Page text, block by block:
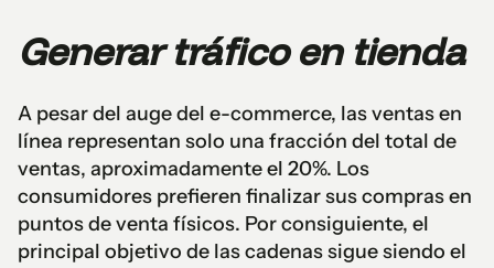
Generar tráfico en tienda
A pesar del auge del e-commerce, las ventas en
línea representan solo una fracción del total de
ventas, aproximadamente el 20%. Los
consumidores prefieren finalizar sus compras en
puntos de venta físicos. Por consiguiente, el
principal objetivo de las cadenas sigue siendo el